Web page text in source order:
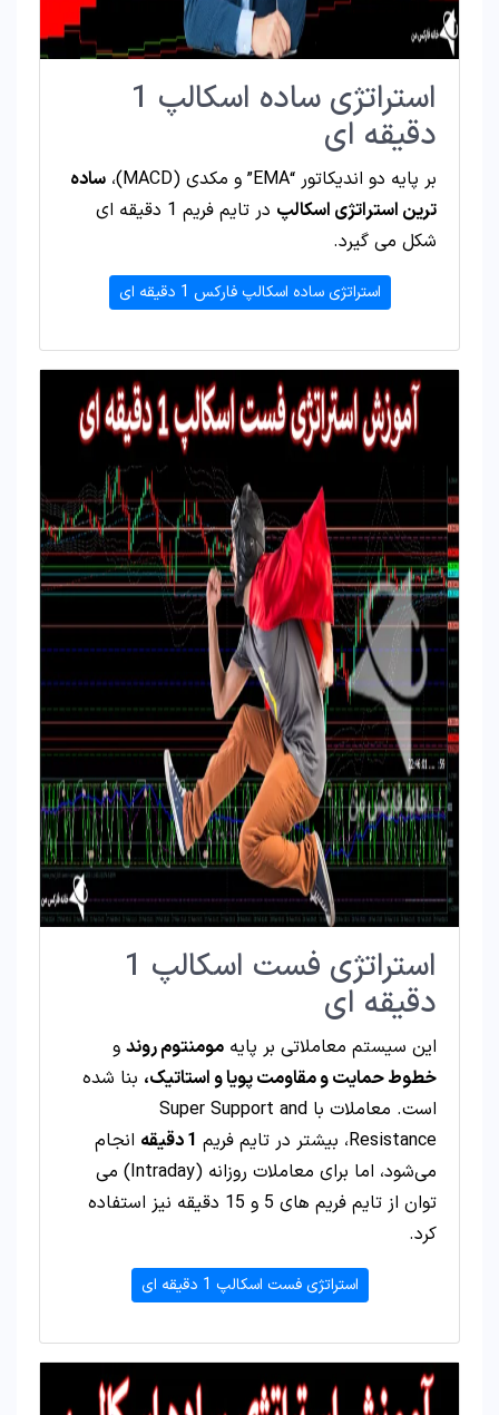
استراتژی ساده اسکالپ 1
دقیقه ای
بر پایه دو اندیکاتور “EMA” و مکدی (MACD)،
ساده
ترین استراتژی اسکالپ
در تایم فریم 1 دقیقه ای
شکل می گیرد.
استراتژی ساده اسکالپ فارکس 1 دقیقه ای
استراتژی فست اسکالپ 1
دقیقه ای
این سیستم معاملاتی بر پایه مومنتوم روند و
خطوط حمایت و مقاومت پویا و استاتیک، بنا شده
است. معاملات با Super Support and
Resistance، بیشتر در تایم فریم
1 دقیقه
انجام
می‌شود، اما برای معاملات روزانه (Intraday) می‌
توان از تایم فریم‌ های 5 و 15 دقیقه نیز استفاده
کرد.
استراتژی فست اسکالپ 1 دقیقه ای